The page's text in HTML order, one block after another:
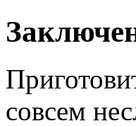
совсем